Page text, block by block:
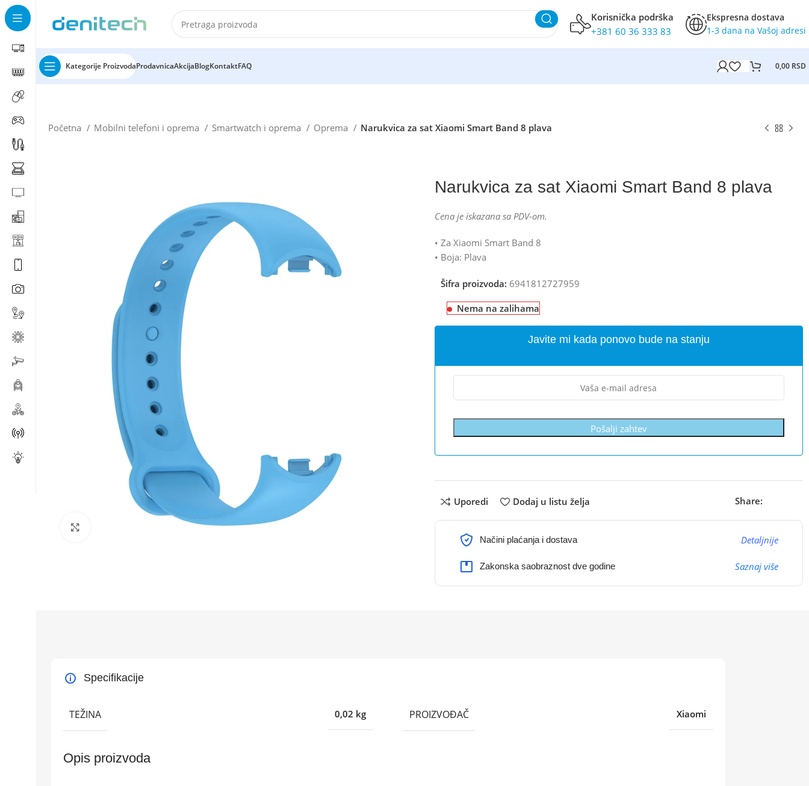
Korisnička podrška
+381 60 36 333 83
Ekspresna dostava
1-3 dana na Vašoj adresi
Kategorije ProizvodaProdavnicaAkcijaBlogKontaktFAQ 0,00 RSD
Početna Mobilni telefoni i oprema Smartwatch i oprema Oprema Narukvica za sat Xiaomi Smart Band 8 plava
Narukvica za sat Xiaomi Smart Band 8 plava
Cena je iskazana sa PDV-om.
• Za Xiaomi Smart Band 8
• Boja: Plava
Šifra proizvoda: 6941812727959
Nema na zalihama
Javite mi kada ponovo bude na stanju
Pošalji zahtev
Uporedi Dodaj u listu želja Share:
Načini plaćanja i dostava Detaljnije
Zakonska saobraznost dve godine Saznaj više
Specifikacije
TEŽINA 0,02 kg PROIZVOĐAČ Xiaomi
Opis proizvoda